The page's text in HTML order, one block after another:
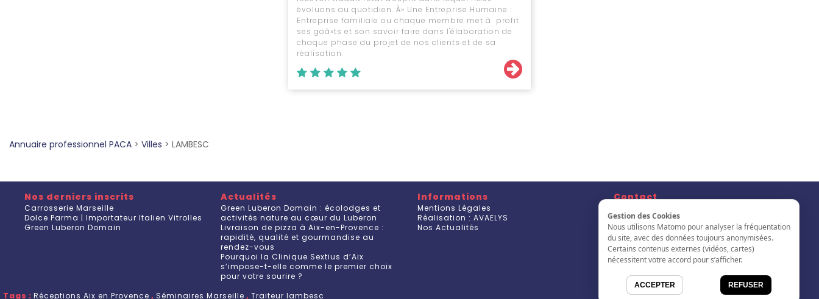
Gestion des Cookies
Nous utilisons Matomo pour analyser la fréquentation
du site, avec des données toujours anonymisées.
Certains contenus externes (vidéos, cartes)
nécessitent votre accord pour s’afficher.
ACCEPTER REFUSER
évoluons au quotidien. Â» Une Entreprise Humaine :
Entreprise familiale ou chaque membre met à profit
ses goà»ts et son savoir faire dans l'élaboration de
chaque phase du projet de nos clients et de sa
réalisation.
Annuaire professionnel PACA > Villes > LAMBESC
Nos derniers inscrits
Carrosserie Marseille
Dolce Parma | Importateur Italien Vitrolles
Green Luberon Domain
Actualités
Green Luberon Domain : écolodges et
activités nature au cœur du Luberon
Livraison de pizza à Aix-en-Provence :
rapidité, qualité et gourmandise au
rendez-vous
Pourquoi la Clinique Sextius d’Aix
s’impose-t-elle comme le premier choix
pour votre sourire ?
Informations
Mentions Légales
Réalisation : AVAELYS
Nos Actualités
Contact
S'inscrire
L'annuaire
Tags : Réceptions Aix en Provence , Séminaires Marseille , Traiteur lambesc